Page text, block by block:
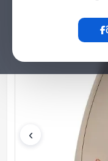
‹